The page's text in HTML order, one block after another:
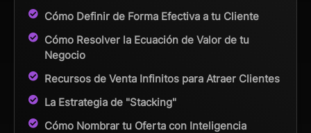
Cómo Definir de Forma Efectiva a tu Cliente
Cómo Resolver la Ecuación de Valor de tu
Negocio
Recursos de Venta Infinitos para Atraer Clientes
La Estrategia de "Stacking"
Cómo Nombrar tu Oferta con Inteligencia